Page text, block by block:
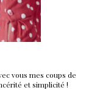
vous mes coups de
et simplicité !